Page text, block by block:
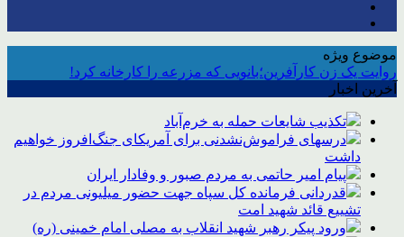
موضوع ویژه
روایت یک زن کارآفرین؛بانویی که مزرعه را کارخانه کرد!
آخرین اخبار
تکذیب شایعات حمله به خرم‌آباد
درسهای فراموش‌نشدنی برای آمریکای جنگ‌افروز خواهیم
داشت
پیام امیر حاتمی به مردم صبور و وفادار ایران
قدردانی فرمانده کل سپاه جهت حضور میلیونی مردم در
تشییع قائد شهید امت
ورود پیکر رهبر شهید انقلاب به مصلی امام خمینی (ره)